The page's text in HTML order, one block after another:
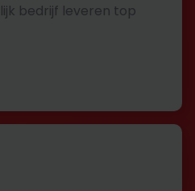
bedrijf leveren top